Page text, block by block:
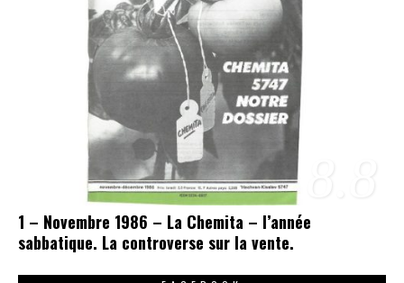
1 – Novembre 1986 – La Chemita – l’année
sabbatique. La controverse sur la vente.